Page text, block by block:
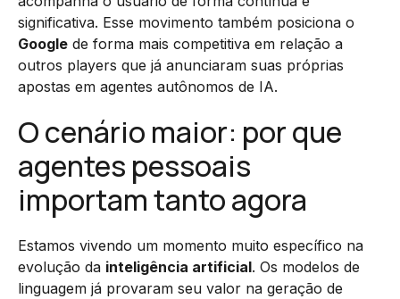
significativa. Esse movimento também posiciona o
Google de forma mais competitiva em relação a
outros players que já anunciaram suas próprias
apostas em agentes autônomos de IA.
O cenário maior: por que
agentes pessoais
importam tanto agora
Estamos vivendo um momento muito específico na
evolução da inteligência artificial. Os modelos de
linguagem já provaram seu valor na geração de